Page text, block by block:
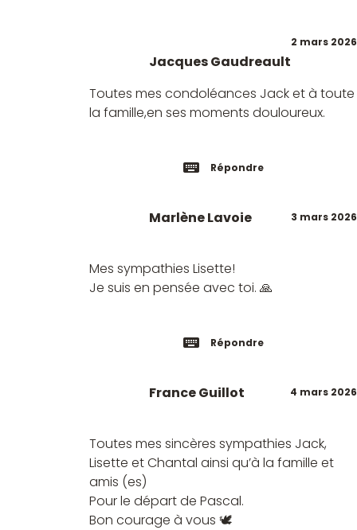
2 mars 2026
Jacques Gaudreault
Toutes mes condoléances Jack et à toute
la famille,en ses moments douloureux.
Répondre
3 mars 2026
Marlène Lavoie
Mes sympathies Lisette!
Je suis en pensée avec toi. 🙏
Répondre
4 mars 2026
France Guillot
Toutes mes sincères sympathies Jack,
Lisette et Chantal ainsi qu’à la famille et
amis (es)
Pour le départ de Pascal.
Bon courage à vous 🕊